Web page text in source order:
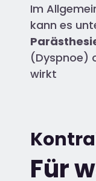
Im
kann es
(Dyspnoe)
wirkt
Für